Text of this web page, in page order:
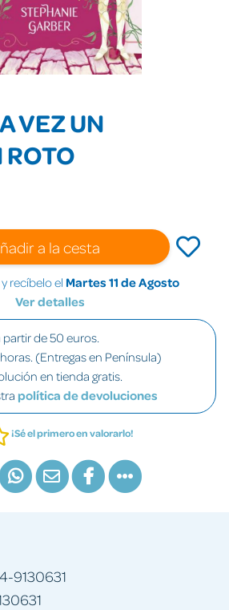
VEZ UN
a la cesta
recíbelo el Martes 11 de Agosto
Ver detalles
de 50 euros.
(Entregas en Península)
en tienda gratis.
política de devoluciones
¡Sé el primero en valorarlo!
9130631